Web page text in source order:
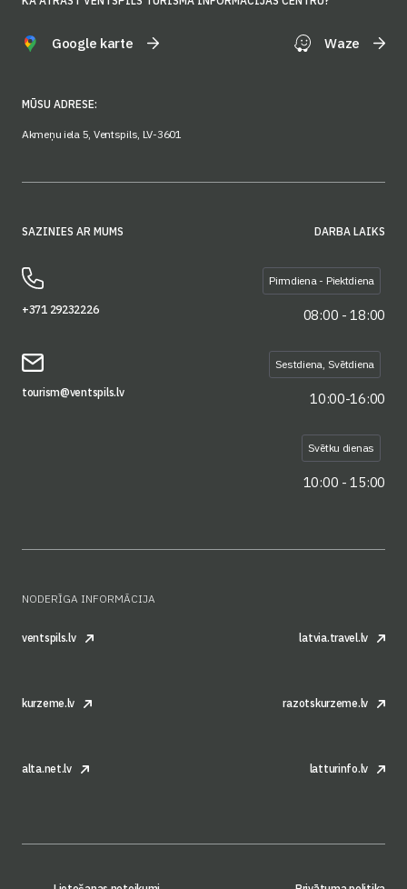
Google karte Waze
MŪSU ADRESE:
Akmeņu iela 5, Ventspils, LV-3601
SAZINIES AR MUMS
+371 29232226
tourism@ventspils.lv
DARBA LAIKS
Pirmdiena - Piektdiena
08:00 - 18:00
Sestdiena, Svētdiena
10:00-16:00
Svētku dienas
10:00 - 15:00
NODERĪGA INFORMĀCIJA
ventspils.lv latvia.travel.lv
kurzeme.lv razotskurzeme.lv
alta.net.lv latturinfo.lv